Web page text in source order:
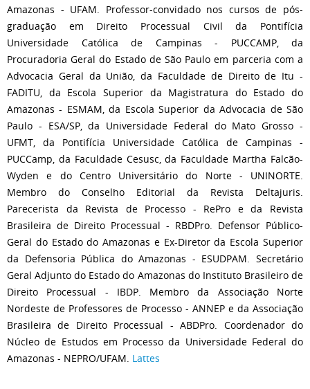
Amazonas - UFAM. Professor-convidado nos cursos de pós-
graduação em Direito Processual Civil da Pontifícia
Universidade Católica de Campinas - PUCCAMP, da
Procuradoria Geral do Estado de São Paulo em parceria com a
Advocacia Geral da União, da Faculdade de Direito de Itu -
FADITU, da Escola Superior da Magistratura do Estado do
Amazonas - ESMAM, da Escola Superior da Advocacia de São
Paulo - ESA/SP, da Universidade Federal do Mato Grosso -
UFMT, da Pontifícia Universidade Católica de Campinas -
PUCCamp, da Faculdade Cesusc, da Faculdade Martha Falcão-
Wyden e do Centro Universitário do Norte - UNINORTE.
Membro do Conselho Editorial da Revista Deltajuris.
Parecerista da Revista de Processo - RePro e da Revista
Brasileira de Direito Processual - RBDPro. Defensor Público-
Geral do Estado do Amazonas e Ex-Diretor da Escola Superior
da Defensoria Pública do Amazonas - ESUDPAM. Secretário
Geral Adjunto do Estado do Amazonas do Instituto Brasileiro de
Direito Processual - IBDP. Membro da Associação Norte
Nordeste de Professores de Processo - ANNEP e da Associação
Brasileira de Direito Processual - ABDPro. Coordenador do
Núcleo de Estudos em Processo da Universidade Federal do
Amazonas - NEPRO/UFAM. Lattes